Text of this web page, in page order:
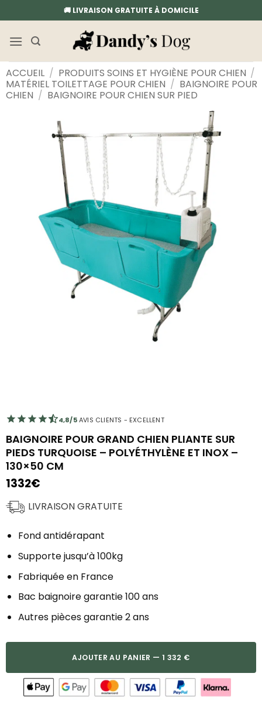
au
contenu
🚚 LIVRAISON GRATUITE À DOMICILE
ACCUEIL / PRODUITS SOINS ET HYGIÈNE POUR CHIEN /
MATÉRIEL TOILETTAGE POUR CHIEN / BAIGNOIRE POUR
CHIEN / BAIGNOIRE POUR CHIEN SUR PIED
4,8/5AVIS CLIENTS - EXCELLENT
BAIGNOIRE POUR GRAND CHIEN PLIANTE SUR
PIEDS TURQUOISE – POLYÉTHYLÈNE ET INOX –
130×50 CM
1332€
LIVRAISON GRATUITE
Fond antidérapant
Supporte jusqu’à 100kg
Fabriquée en France
Bac baignoire garantie 100 ans
Autres pièces garantie 2 ans
AJOUTER AU PANIER — 1 332 €